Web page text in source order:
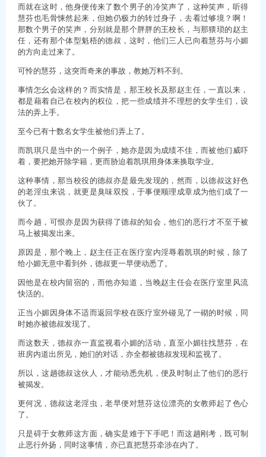
而就在这时，他身便传来了数个男子的冷笑声了，这种笑声，听得
慧芬也毛骨悚然起来，但她仍极力的转过身子，去看过够境？啊！
那数个男子的笑声，分别就是那个胖胖的王校长，与那猥琐的赵主
任，还有那个体型魁梧的德叔，这时，他们三人已向着慧芬与小媚
的方向走过来了。
可怜的慧芬，这突而奇来的事故，教她万料不到。
事情怎幺会这样的？而实情是，那王校长及那赵主任，一直以来，
都是藉着自己在校内的权位，把一些成绩并不理想的女学生们，设
法的弄上手。
至今已有十数名女学生被他们弄上了。
而凯琪只是当中的一个例子，她亦是因为成绩不佳，而被他们威吓
着，要把她开除学籍，更而胁迫着凯琪用身体来换取学业。
这种事情，那当校役的德叔亦是最先发现的，然而，以德叔这好色
的老淫虫来说，就更是臭味双投，于事便顺理成章成为他们成了一
伙了。
而今趟，可恨亦是因为获得了德叔的知会，他们的恶行才不至于被
马上被揭发出来。
原因是，那个晚上，赵主任正在医疗室内淫辱着凯琪的时候，除了
给小媚无意中看到外，德叔更一早便动悉了。
因他是在校内留宿的，而他亦知道，当晚赵主任会在医疗室里风流
快活的。
正当小媚因身体不适而返回学校在医疗室外碰见了一砌的时候，同
时她亦被德叔发现了。
而这数天，德叔亦一直监视着小媚的活动，直至小媚往找慧芬，在
班房内道出所见，她们的对话，亦全都被德叔发现和监视了。
所以，这趟德叔这伙人，才能动悉先机，便及时制止了他们的恶行
被揭发。
更何况，德叔这老淫虫，老早便对慧芬这位漂亮的女教师起了色心
了。
只是碍于女教师这方面，确实是难于下手吧！而这趟刚考，既可制
止恶行外扬，同时这事情，亦已直把慧芬牵涉在内了。